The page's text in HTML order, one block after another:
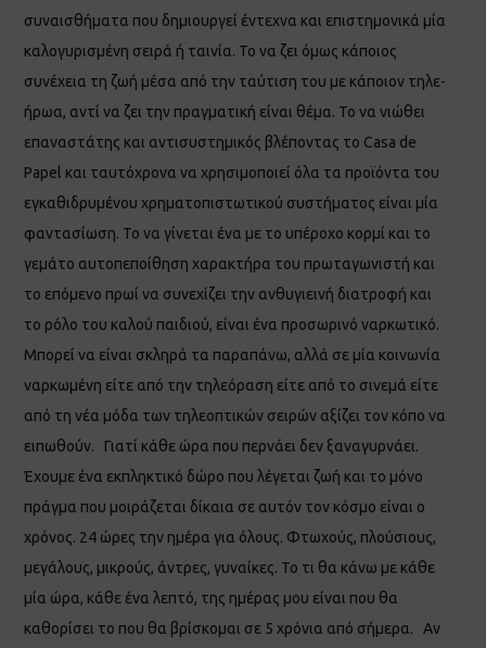
συναισθήματα που δημιουργεί έντεχνα και επιστημονικά μία
καλογυρισμένη σειρά ή ταινία. Το να ζει όμως κάποιος
συνέχεια τη ζωή μέσα από την ταύτιση του με κάποιον τηλε-
ήρωα, αντί να ζει την πραγματική είναι θέμα. Το να νιώθει
επαναστάτης και αντισυστημικός βλέποντας το Casa de
Papel και ταυτόχρονα να χρησιμοποιεί όλα τα προϊόντα του
εγκαθιδρυμένου χρηματοπιστωτικού συστήματος είναι μία
φαντασίωση. Το να γίνεται ένα με το υπέροχο κορμί και το
γεμάτο αυτοπεποίθηση χαρακτήρα του πρωταγωνιστή και
το επόμενο πρωί να συνεχίζει την ανθυγιεινή διατροφή και
το ρόλο του καλού παιδιού, είναι ένα προσωρινό ναρκωτικό.
Μπορεί να είναι σκληρά τα παραπάνω, αλλά σε μία κοινωνία
ναρκωμένη είτε από την τηλεόραση είτε από το σινεμά είτε
από τη νέα μόδα των τηλεοπτικών σειρών αξίζει τον κόπο να
ειπωθούν. Γιατί κάθε ώρα που περνάει δεν ξαναγυρνάει.
Έχουμε ένα εκπληκτικό δώρο που λέγεται ζωή και το μόνο
πράγμα που μοιράζεται δίκαια σε αυτόν τον κόσμο είναι ο
χρόνος. 24 ώρες την ημέρα για όλους. Φτωχούς, πλούσιους,
μεγάλους, μικρούς, άντρες, γυναίκες. Το τι θα κάνω με κάθε
μία ώρα, κάθε ένα λεπτό, της ημέρας μου είναι που θα
καθορίσει το που θα βρίσκομαι σε 5 χρόνια από σήμερα. Αν